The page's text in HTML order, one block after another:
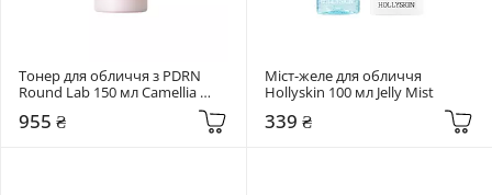
Тонер для обличчя з PDRN
Round Lab 150 мл Camellia
Toner
955 ₴
Міст-желе для обличчя
Hollyskin 100 мл Jelly Mist
339 ₴